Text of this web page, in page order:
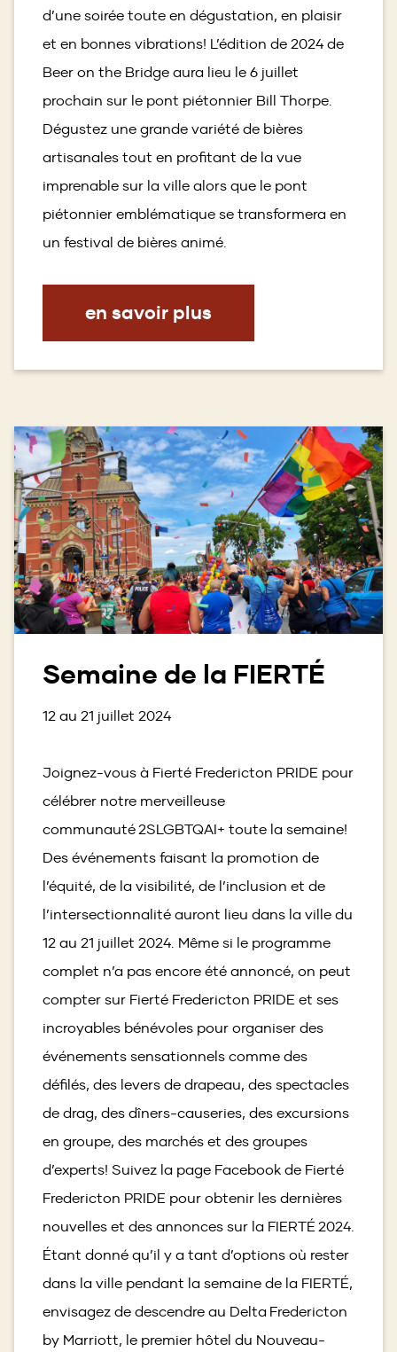
d’une soirée toute en dégustation, en plaisir
et en bonnes vibrations! L’édition de 2024 de
Beer on the Bridge aura lieu le 6 juillet
prochain sur le pont piétonnier Bill Thorpe.
Dégustez une grande variété de bières
artisanales tout en profitant de la vue
imprenable sur la ville alors que le pont
piétonnier emblématique se transformera en
un festival de bières animé.
en savoir plus
Semaine de la FIERTÉ
12 au 21 juillet 2024
Joignez-vous à Fierté Fredericton PRIDE pour
célébrer notre merveilleuse
communauté 2SLGBTQAI+ toute la semaine!
Des événements faisant la promotion de
l’équité, de la visibilité, de l’inclusion et de
l’intersectionnalité auront lieu dans la ville du
12 au 21 juillet 2024. Même si le programme
complet n’a pas encore été annoncé, on peut
compter sur Fierté Fredericton PRIDE et ses
incroyables bénévoles pour organiser des
événements sensationnels comme des
défilés, des levers de drapeau, des spectacles
de drag, des dîners-causeries, des excursions
en groupe, des marchés et des groupes
d’experts! Suivez la page Facebook de Fierté
Fredericton PRIDE pour obtenir les dernières
nouvelles et des annonces sur la FIERTÉ 2024.
Étant donné qu’il y a tant d’options où rester
dans la ville pendant la semaine de la FIERTÉ,
envisagez de descendre au Delta Fredericton
by Marriott, le premier hôtel du Nouveau-